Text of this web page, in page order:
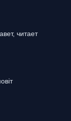
читает